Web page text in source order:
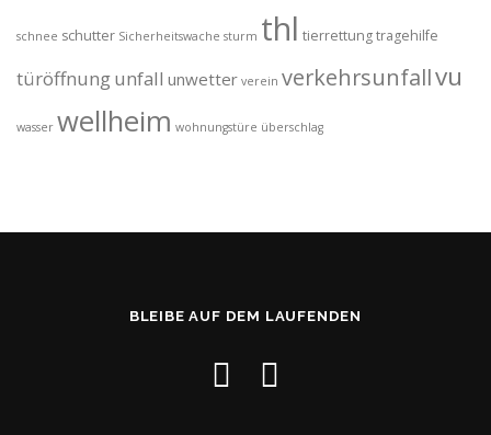
schnee schutter Sicherheitswache sturm thl tierrettungtragehilfe
türöffnungunfall unwetter verein verkehrsunfallvu
wasser wellheim wohnungstüre überschlag
BLEIBE AUF DEM LAUFENDEN